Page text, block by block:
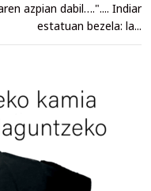
azpian dabil….".... Indiar
estatuan bezela: la...